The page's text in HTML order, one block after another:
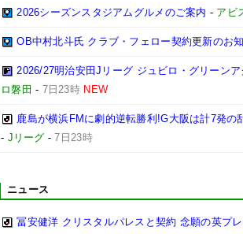
2026シーズンスタジアムグルメのご案内 - アビ
OB中村北斗氏 クラブ・フェロー契約更新のお
2026/27明治安田Jリーグ ジュビロ・グリーン
ロ磐田 - 7日23時 NEW
鹿島が横浜FMに劇的逆転勝利!G大阪は計7発
- Jリーグ -7日23時
ニュース
冨安健洋 クリスタルパレスと契約 念願の英プ